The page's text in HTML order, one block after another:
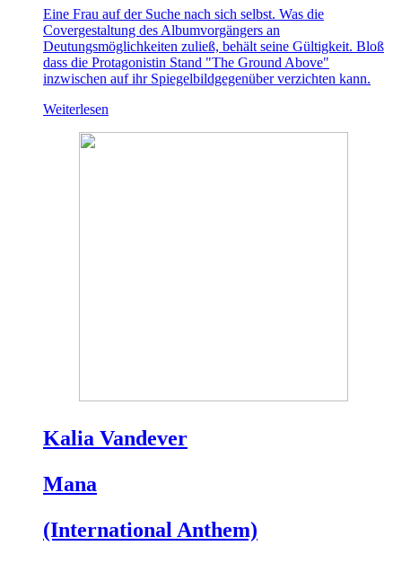
Eine Frau auf der Suche nach sich selbst. Was die
Covergestaltung des Albumvorgängers an
Deutungsmöglichkeiten zuließ, behält seine Gültigkeit. Bloß
dass die Protagonistin Stand "The Ground Above"
inzwischen auf ihr Spiegelbildgegenüber verzichten kann.
Weiterlesen
Kalia Vandever
Mana
(International Anthem)